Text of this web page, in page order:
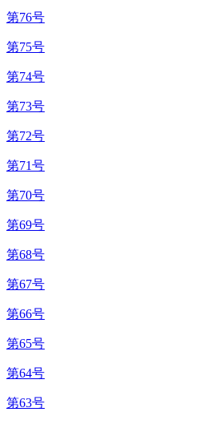
第76号
第75号
第74号
第73号
第72号
第71号
第70号
第69号
第68号
第67号
第66号
第65号
第64号
第63号